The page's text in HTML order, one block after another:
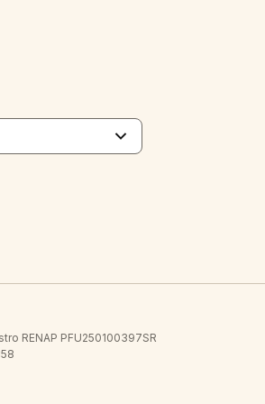
RENAP PFU250100397SR